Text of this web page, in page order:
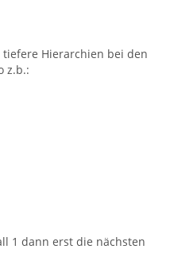
Hierarchien bei den
z.b.:
1 dann erst die nächsten